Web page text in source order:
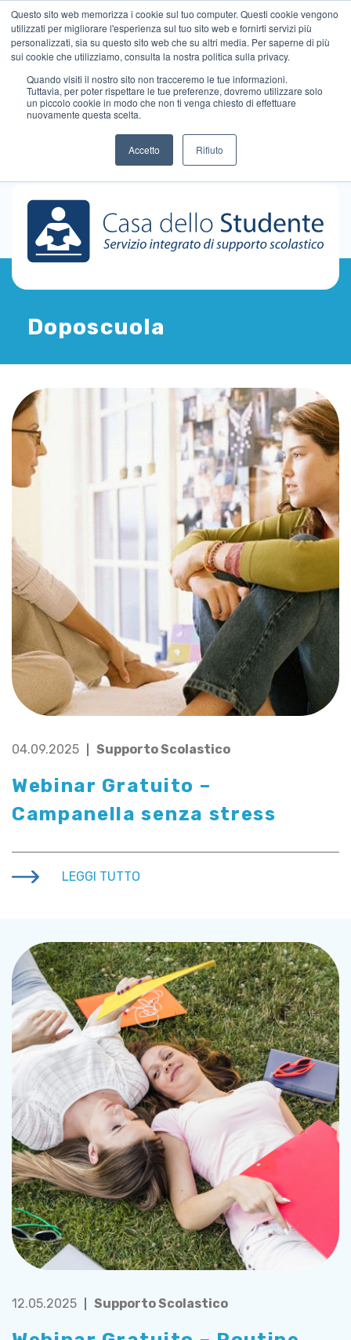
Questo sito web memorizza i cookie sul tuo computer. Questi cookie vengono
utilizzati per migliorare l'esperienza sul tuo sito web e fornirti servizi più
personalizzati, sia su questo sito web che su altri media. Per saperne di più
sui cookie che utilizziamo, consulta la nostra politica sulla privacy.
Quando visiti il ​​nostro sito non tracceremo le tue informazioni.
Tuttavia, per poter rispettare le tue preferenze, dovremo utilizzare solo
un piccolo cookie in modo che non ti venga chiesto di effettuare
nuovamente questa scelta.
Accetto Rifiuto
Doposcuola
04.09.2025 Supporto Scolastico
Webinar Gratuito –
Campanella senza stress
LEGGI TUTTO
12.05.2025 Supporto Scolastico